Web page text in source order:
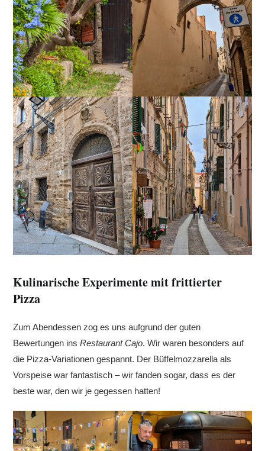
Kulinarische Experimente mit frittierter
Pizza
Zum Abendessen zog es uns aufgrund der guten
Bewertungen insRestaurant Cajo. Wir waren besonders auf
die Pizza-Variationen gespannt. Der Büffelmozzarella als
Vorspeise war fantastisch – wir fanden sogar, dass es der
beste war, den wir je gegessen hatten!